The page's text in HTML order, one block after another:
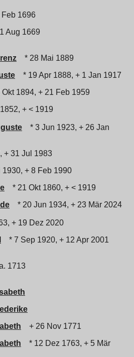
Feb 1696
Aug 1669
* 28 Mai 1889
* 19 Apr 1888, + 1 Jan 1917
Okt 1894, + 21 Feb 1959
+ < 1919
* 3 Jun 1923, + 26 Jan
+ 31 Jul 1983
1930, + 8 Feb 1990
* 21 Okt 1860, + < 1919
* 20 Jun 1934, + 23 Mär 2024
+ 19 Dez 2020
* 7 Sep 1920, + 12 Apr 2001
1713
+ 26 Nov 1771
* 12 Dez 1763, + 5 Mär